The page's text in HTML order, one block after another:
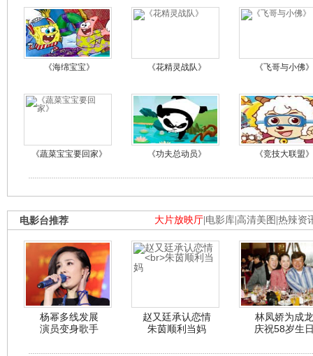
《海绵宝宝》 《花精灵战队》 《飞哥与小佛》
《蔬菜宝宝要回家》 《功夫总动员》 《竞技大联盟》
大片放映厅 电影库 高清美图 热辣资
电影台推荐
杨幂多线发展
演员变身歌手
赵又廷承认恋情
朱茵顺利当妈
林凤娇为成龙
庆祝58岁生